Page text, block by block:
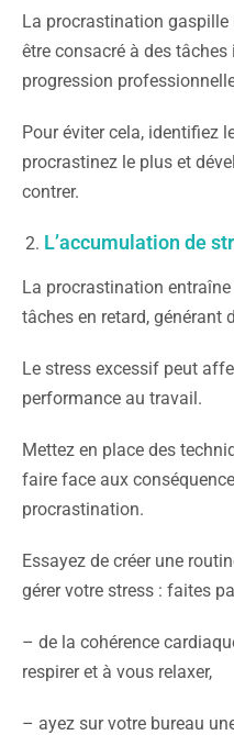
La procrastination
être consacré à des
progression
Pour éviter cela, identifiez
procrastinez le plus et
contrer.
L’accumulation de
La procrastination
tâches en retard, générant
Le stress excessif peut
performance au travail.
Mettez en place des
faire face aux
procrastination.
Essayez de créer une
gérer votre stress : faites
– de la cohérence
respirer et à vous relaxer,
– ayez sur votre bureau